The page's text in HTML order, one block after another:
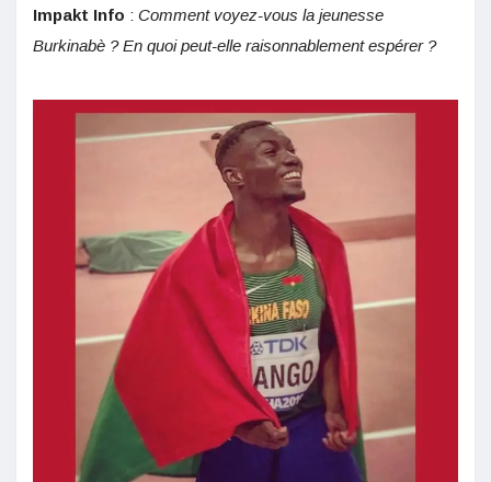
Impakt Info : Comment voyez-vous la jeunesse
Burkinabè ? En quoi peut-elle raisonnablement espérer ?